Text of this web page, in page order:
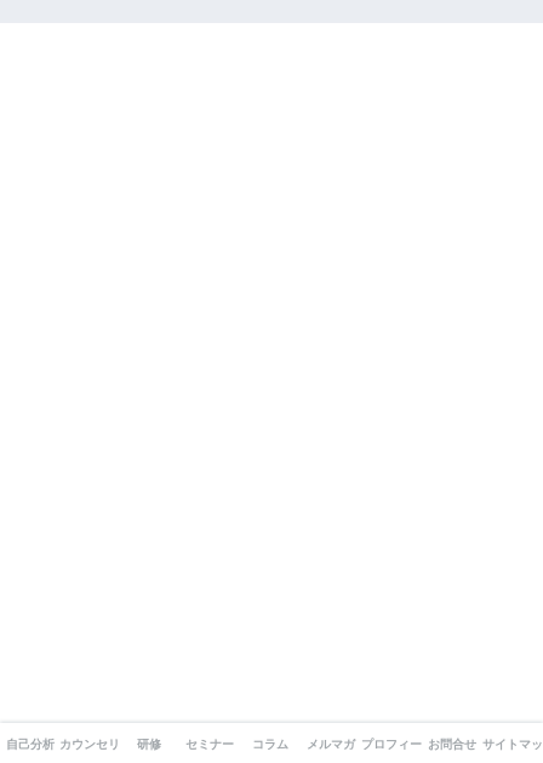
自己分析 カウンセリング研修 セミナー コラム メルマガ プロフィールお問合せ サイトマ